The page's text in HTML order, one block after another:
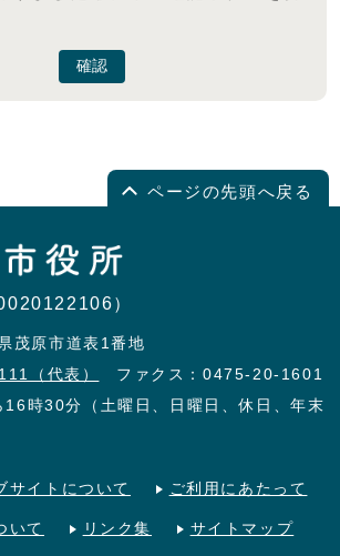
確認
ページの先頭へ戻る
）
茂原市道表1番地
（代表）
ファクス：0475-20-1601
16時30分（土曜日、日曜日、休日、年末
サイトについて ご利用にあたって
いて リンク集 サイトマップ